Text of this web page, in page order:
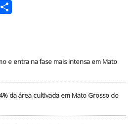
e entra na fase mais intensa em Mato
da área cultivada em Mato Grosso do